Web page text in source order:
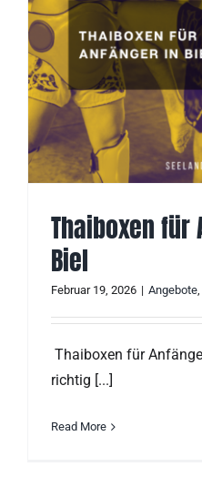
Thaiboxen für
Biel
Februar 19, 2026 | Angebote,
Thaiboxen für
richtig [...]
Read More